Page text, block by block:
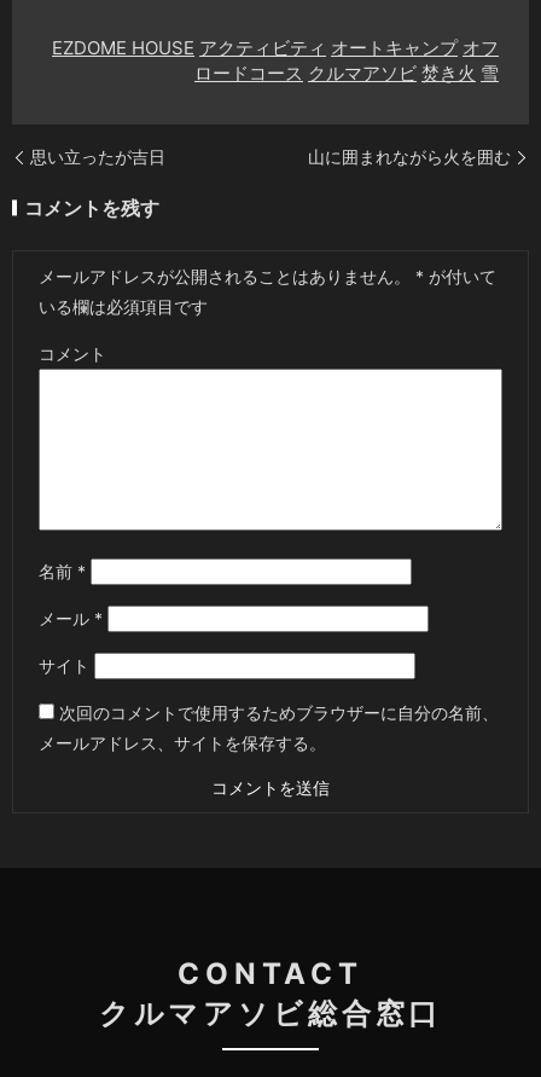
EZDOME HOUSE アクティビティ オートキャンプ オフ
ロードコース クルマアソビ 焚き火 雪
思い立ったが吉日 山に囲まれながら火を囲む
コメントを残す
メールアドレスが公開されることはありません。 * が付いて
いる欄は必須項目です
コメント
名前 *
メール *
サイト
次回のコメントで使用するためブラウザーに自分の名前、
メールアドレス、サイトを保存する。
CONTACT
クルマアソビ総合窓口